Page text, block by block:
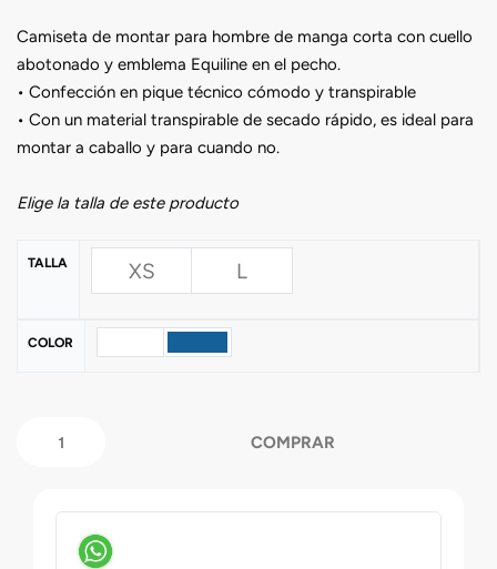
Camiseta de montar para hombre de manga corta con cuello
abotonado y emblema Equiline en el pecho.
• Confección en pique técnico cómodo y transpirable
• Con un material transpirable de secado rápido, es ideal para
montar a caballo y para cuando no.
Elige la talla de este producto
TALLA XS L
COLOR
COMPRAR